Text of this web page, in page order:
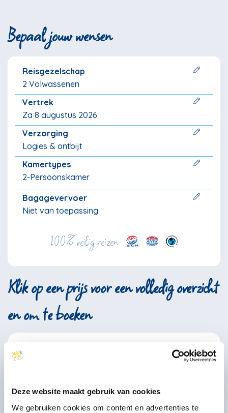
Deze website maakt gebruik van cookies
We gebruiken cookies om content en advertenties te
Bepaal jouw wensen
Reisgezelschap
2 Volwassenen
Vertrek
Za 8 augustus 2026
Verzorging
Logies & ontbijt
Kamertypes
2-Persoonskamer
Bagagevervoer
Niet van toepassing
100% veilig reizen
Klik op een prijs voor een volledig overzicht
en om te boeken
ma
di wo do vr za zo
27 28 29 30 31